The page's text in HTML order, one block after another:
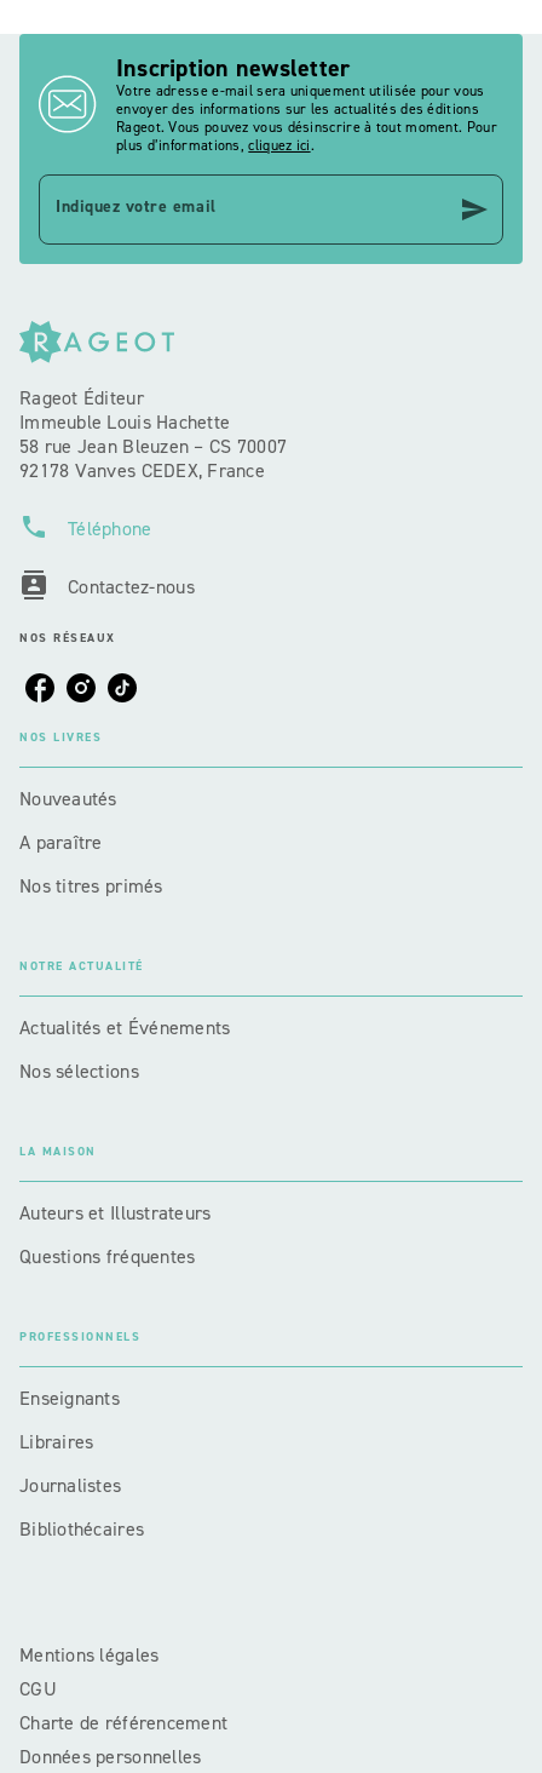
Inscription newsletter
Votre adresse e-mail sera uniquement utilisée pour vous
envoyer des informations sur les actualités des éditions
Rageot. Vous pouvez vous désinscrire à tout moment. Pour
plus d’informations,cliquez ici.
Indiquez votre email send
Rageot Éditeur
Immeuble Louis Hachette
58 rue Jean Bleuzen – CS 70007
92178 Vanves CEDEX, France
phone Téléphone
contacts Contactez-nous
NOS RÉSEAUX
NOS LIVRES
Nouveautés
A paraître
Nos titres primés
NOTRE ACTUALITÉ
Actualités et Événements
Nos sélections
LA MAISON
Auteurs et Illustrateurs
Questions fréquentes
PROFESSIONNELS
Enseignants
Libraires
Journalistes
Bibliothécaires
Mentions légales
CGU
Charte de référencement
Données personnelles